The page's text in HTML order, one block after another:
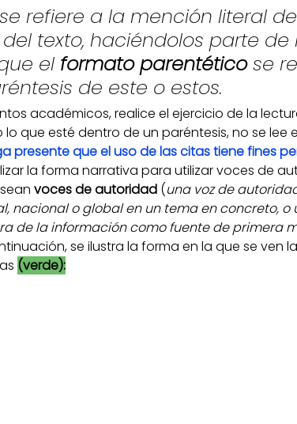
se refiere a la mención literal
texto, haciéndolos parte de
el formato parentético se
de este o estos.
académicos, realice el ejercicio de la
que esté dentro de un paréntesis, no se lee
presente que el uso de las citas tiene fines
la forma narrativa para utilizar voces de
voces de autoridad (una voz de
nacional o global en un tema en concreto,
de la información como fuente de primera
se ilustra la forma en la que se ven
(verde):